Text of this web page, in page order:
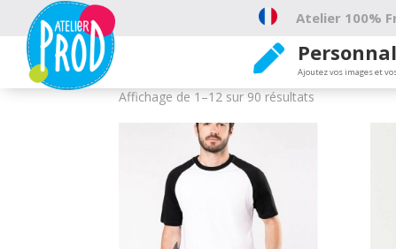
Atelier 100%
 Ajoutez vos images et
Affichage de 1–12 sur 90 résultats